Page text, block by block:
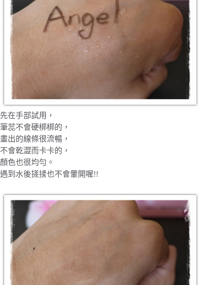
先在手部試用，
筆蕊不會硬梆梆的，
畫出的線條很流暢，
不會乾澀而卡卡的，
顏色也很均勻。
遇到水後搓揉也不會暈開喔!!